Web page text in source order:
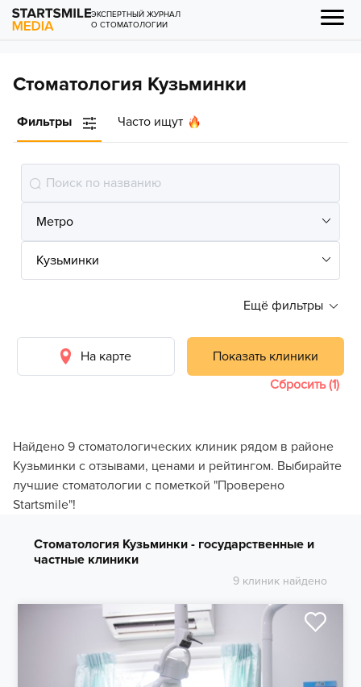
ЭКСПЕРТНЫЙ ЖУРНАЛ
О СТОМАТОЛОГИИ
Cтоматология Кузьминки
Фильтры Часто ищут
Ещё фильтры
На карте
Показать клиники
Сбросить (1)
Найдено 9 стоматологических клиник рядом в районе
Кузьминки с отзывами, ценами и рейтингом. Выбирайте
лучшие стоматологии с пометкой "Проверено
Startsmile"!
Cтоматология Кузьминки - государственные и
частные клиники
9 клиник найдено